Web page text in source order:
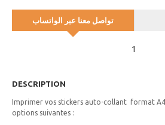
تواصل معنا عبر الواتساب
1
DESCRIPTION
Imprimer vos stickers auto-collant format A4
options suivantes :